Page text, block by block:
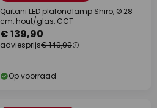
Quitani LED plafondlamp Shiro, Ø 28
cm, hout/glas, CCT
€ 139,90
adviesprijs€ 149,90
Op voorraad